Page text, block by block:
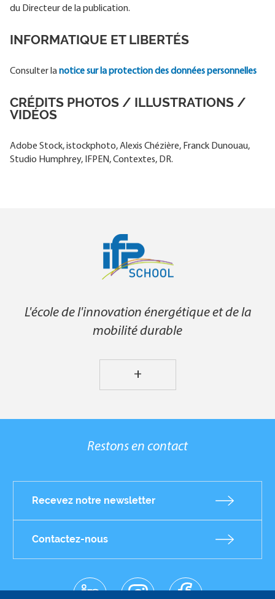
du Directeur de la publication.
INFORMATIQUE ET LIBERTÉS
Consulter lanotice sur la protection des données personnelles
CRÉDITS PHOTOS / ILLUSTRATIONS /
VIDÉOS
Adobe Stock, istockphoto, Alexis Chézière, Franck Dunouau,
Studio Humphrey, IFPEN, Contextes, DR.
L'école de l'innovation énergétique et de la
mobilité durable
+
Restons en contact
Recevez notre newsletter
Contactez-nous
linkedin
instagr
facebo